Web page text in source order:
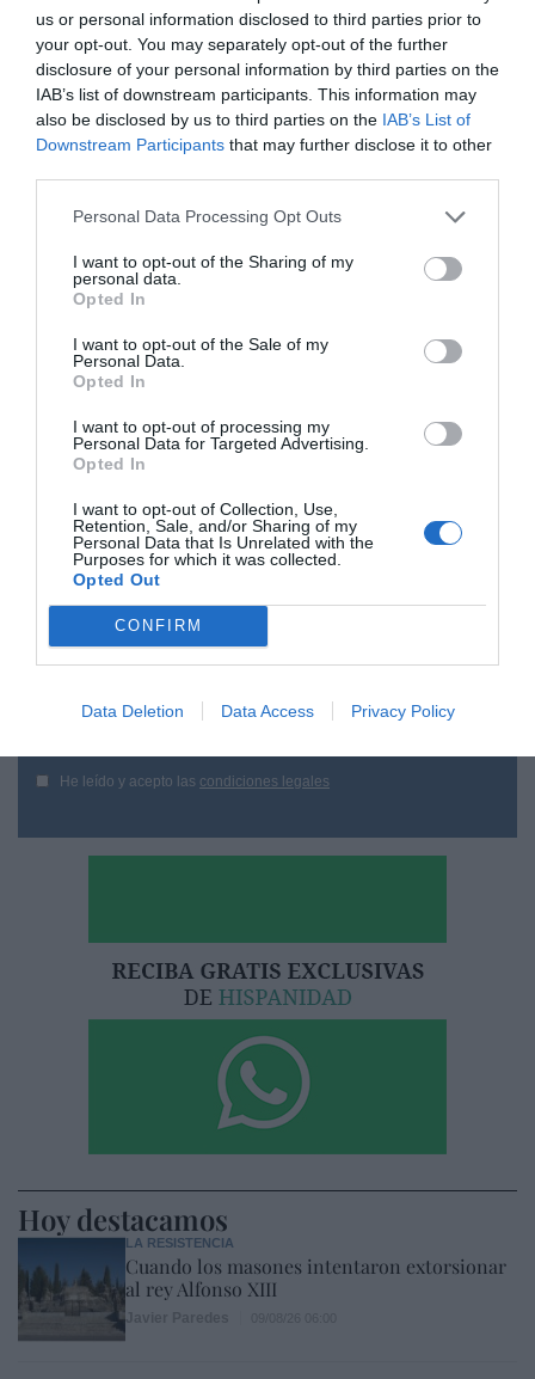
us or personal information disclosed to third parties prior to
your opt-out. You may separately opt-out of the further
disclosure of your personal information by third parties on the
IAB’s list of downstream participants. This information may
also be disclosed by us to third parties on the IAB’s List of
Downstream Participants that may further disclose it to other
Personal Data Processing Opt Outs
I want to opt-out of the Sharing of my
personal data.
Opted In
I want to opt-out of the Sale of my
Personal Data.
Opted In
I want to opt-out of processing my
Personal Data for Targeted Advertising.
Opted In
I want to opt-out of Collection, Use,
Retention, Sale, and/or Sharing of my
Personal Data that Is Unrelated with the
Purposes for which it was collected.
Opted Out
CONFIRM
Data Deletion Data Access Privacy Policy
Ultraal presunto testaferro de Zapatero, Julio
Martínez Martínez, entre 2020 y 2021, por un valor
total de 93.220 euros.
Por otra parte, un joyero profesional, de nombre
José Muñoz, ha tasado en 26 millones de euros
el coste total de las joyasincautas por la UDEF en
la caja fuerte de la oficina de José Luis Rodríguez
Eso es mucho, mucho dinero. Y si esa valoración es
herencias familiares decaería con fuerza...
ETIQUETAS: DIARIO DE LA CORRUPCIÓN SANCHISTA
¿Te ha interesado este artículo?
Suscríbete a nuestro newsletter y recibe cada dia
en tu correo lo más destacado de Hispanidad
He leído y acepto las condiciones legales
Hoy destacamos
LA RESISTENCIA
Cuando los masones intentaron extorsionar
al rey Alfonso XIII